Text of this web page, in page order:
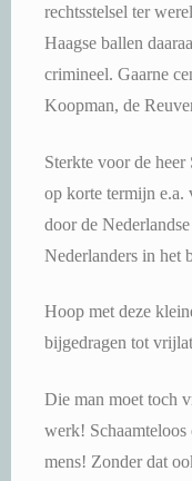
rechtsstelsel ter
Haagse ballen
crimineel. Gaarne
Koopman, de
Sterkte voor de
op korte termijn e.a.
door de
Nederlanders in het
Hoop met deze
bijgedragen tot
Die man moet toch
werk! Schaamteloos
mens! Zonder dat